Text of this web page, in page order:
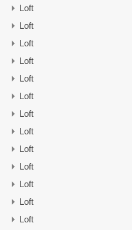
Loft
Loft
Loft
Loft
Loft
Loft
Loft
Loft
Loft
Loft
Loft
Loft
Loft